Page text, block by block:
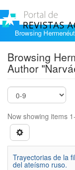
Browsing
Browsing
Author
Now showing items
Trayectorias de la
del ateí­smo ruso.